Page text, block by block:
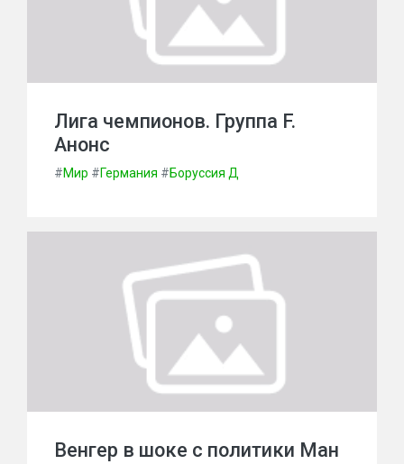
Лига чемпионов. Группа F.
Анонс
#Мир #Германия #Боруссия Д
Венгер в шоке с политики Ман